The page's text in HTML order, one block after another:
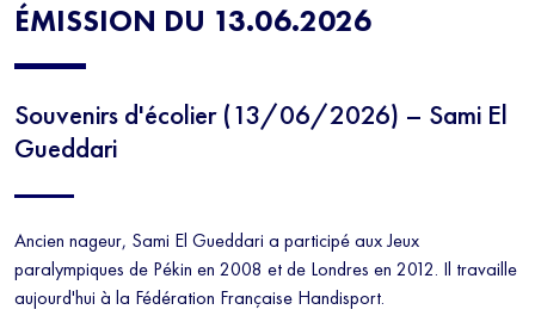
ÉMISSION DU 13.06.2026
Souvenirs d'écolier (13/06/2026) – Sami El
Gueddari
Ancien nageur, Sami El Gueddari a participé aux Jeux
paralympiques de Pékin en 2008 et de Londres en 2012. Il travaille
aujourd'hui à la Fédération Française Handisport.